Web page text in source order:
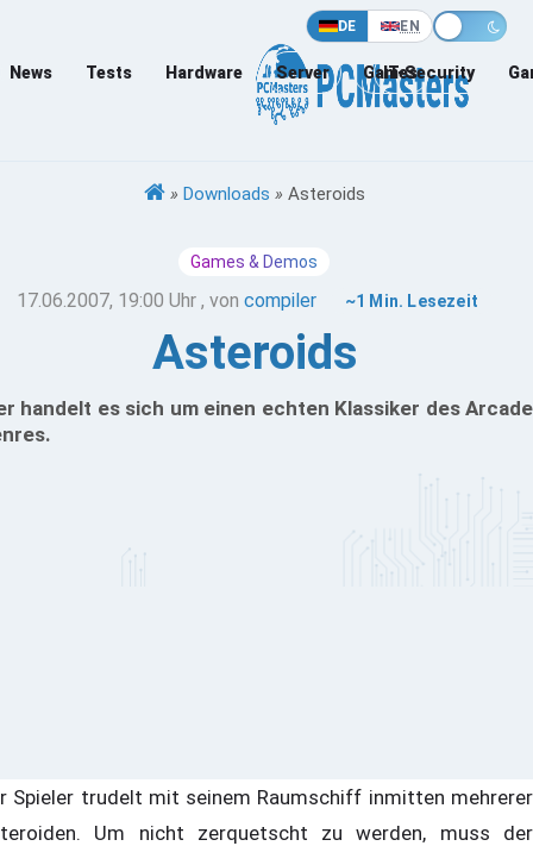
DE EN
News Tests Hardware Server Games
IT-Security
» Downloads » Asteroids
Games & Demos
17.06.2007, 19:00 Uhr , von compiler ~1 Min. Lesezeit
Asteroids
handelt es sich um einen echten Klassiker des Arcade
Spieler trudelt mit seinem Raumschiff inmitten mehrerer
Um nicht zerquetscht zu werden, muss der